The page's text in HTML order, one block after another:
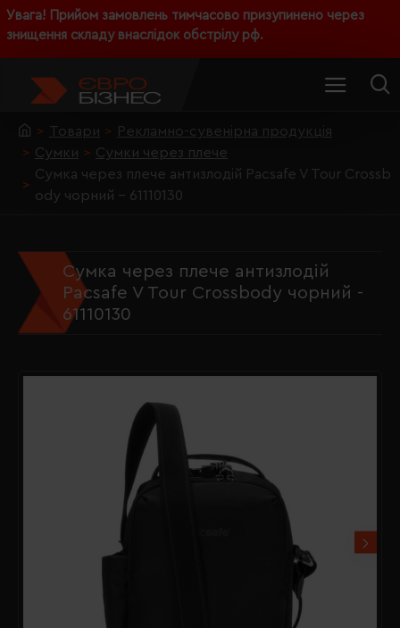
Увага! Прийом замовлень тимчасово призупинено через
знищення складу внаслідок обстрілу рф.
Товари
Рекламно-сувенірна продукція
Сумки
Сумки через плече
Сумка через плече антизлодій Pacsafe V Tour Crossb
ody чорний - 61110130
Сумка через плече антизлодій
Pacsafe V Tour Crossbody чорний -
61110130